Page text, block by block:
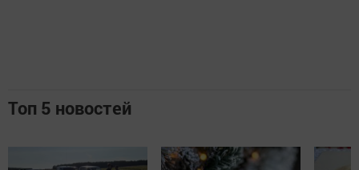
Топ 5 новостей